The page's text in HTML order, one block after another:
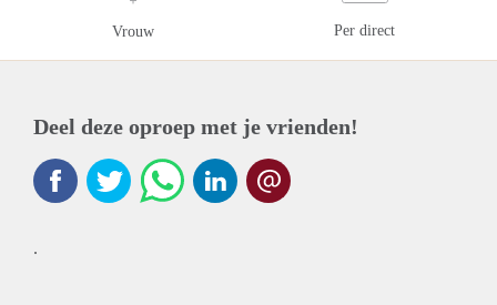
Vrouw Per direct
Deel deze oproep met je vrienden!
.